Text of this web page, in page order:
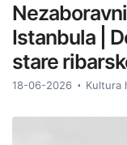
Istanbula |
stare
18-06-2026 Kultura